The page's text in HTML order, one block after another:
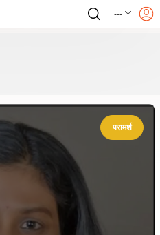
---
परामर्श